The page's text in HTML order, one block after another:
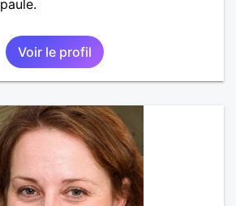
Voir le profil